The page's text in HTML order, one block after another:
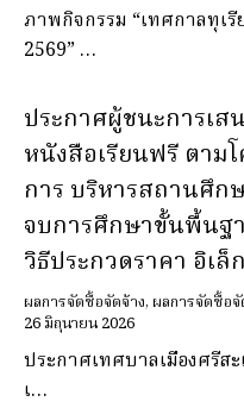
ภาพกิจกรรม “เทศกาลทุเ
2569” …
ประกาศผู้ชนะการเส
หนังสือเรียนฟรี ตาม
การ บริหารสถานศึ
จบการศึกษาขั้นพื้นฐ
วิธีประกวดราคา อิเ
ผลการจัดซื้อจัดจ้าง,ผลการจัดซื้อ
26 มิถุนายน 2026
ประกาศเทศบาลเมืองศรี
เ…